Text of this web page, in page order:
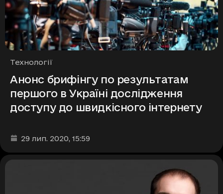
Рубрики
Технології
Анонс брифінгу по результатам
першого в Україні дослідження
доступу до швидкісного інтернету
Дата та час публікації
29 лип. 2020, 15:59